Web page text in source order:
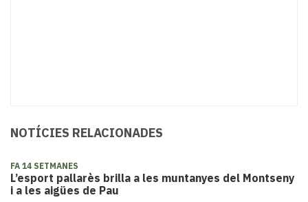
NOTÍCIES RELACIONADES
FA 14 SETMANES
L’esport pallarès brilla a les muntanyes del Montseny
i a les aigües de Pau